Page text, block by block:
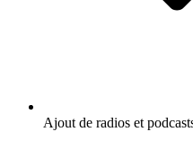
Ajout de radios et